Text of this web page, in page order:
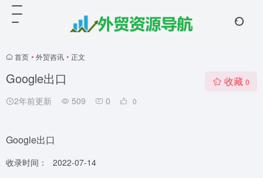
首页 • 外贸咨讯 • 正文
Google出口
2年前更新 509 0 0
收藏 0
Google出口
收录时间：
2022-07-14